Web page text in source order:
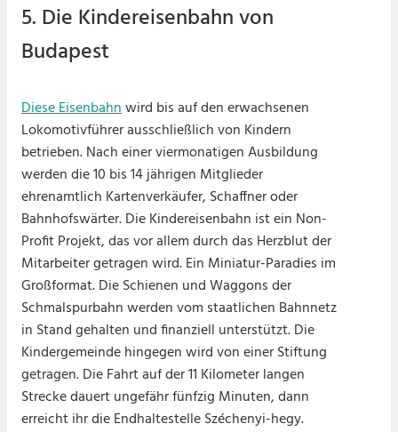
5. Die Kindereisenbahn von
Budapest
Diese Eisenbahnwird bis auf den erwachsenen
Lokomotivführer ausschließlich von Kindern
betrieben. Nach einer viermonatigen Ausbildung
werden die 10 bis 14 jährigen Mitglieder
ehrenamtlich Kartenverkäufer, Schaffner oder
Bahnhofswärter. Die Kindereisenbahn ist ein Non-
Profit Projekt, das vor allem durch das Herzblut der
Mitarbeiter getragen wird. Ein Miniatur-Paradies im
Großformat. Die Schienen und Waggons der
Schmalspurbahn werden vom staatlichen Bahnnetz
in Stand gehalten und finanziell unterstützt. Die
Kindergemeinde hingegen wird von einer Stiftung
getragen. Die Fahrt auf der 11 Kilometer langen
Strecke dauert ungefähr fünfzig Minuten, dann
erreicht ihr die Endhaltestelle Széchenyi-hegy.